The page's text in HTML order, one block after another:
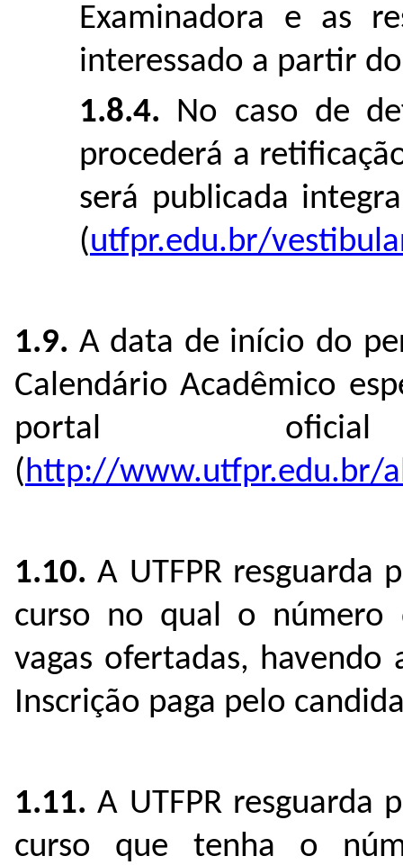
Examinadora e as
interessado a partir
1.8.4. No caso de
procederá a
será publicada
(utfpr.edu.br/
1.9. A data de início do
Calendário Acadêmico
portal
(http://www.utfpr.edu.br/
1.10. A UTFPR
curso no qual o
vagas ofertadas,
Inscrição paga pelo
1.11. A UTFPR
curso que tenha o